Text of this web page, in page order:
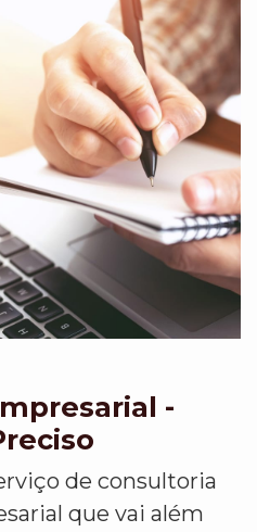
-
de consultoria
que vai além